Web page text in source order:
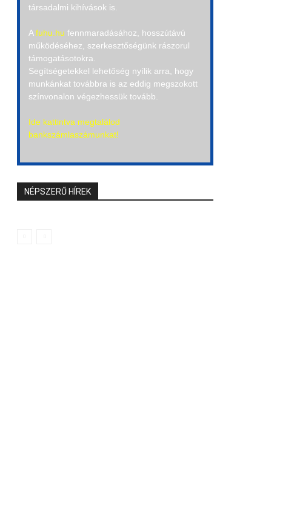
társadalmi kihívások is.
Afuhu.hu fennmaradásához, hosszútávú
működéséhez, szerkesztőségünk rászorul
támogatásotokra.
Segítségetekkel lehetőség nyílik arra, hogy
munkánkat továbbra is az eddig megszokott
színvonalon végezhessük tovább.
Ide kattintva megtalálod
bankszámlaszámunkat!
NÉPSZERŰ HÍREK